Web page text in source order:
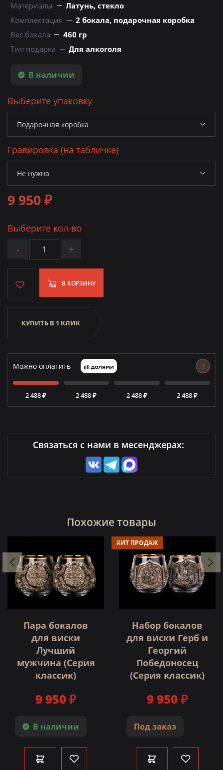
Материалы
Латунь, стекло
Комплектация
2 бокала, подарочная коробка
Вес бокала
460 гр
Тип подарка
Для алкоголя
В наличии
Выберите упаковку
Гравировка (на табличке)
9 950 ₽
Выберите кол-во
- +
В КОРЗИНУ
КУПИТЬ В 1 КЛИК
Можно оплатить ?
2 488 ₽ 2 488 ₽ 2 488 ₽ 2 488 ₽
Связаться с нами в месенджерах:
Похожие товары
Пара бокалов
для виски
Лучший
мужчина (Серия
классик)
В наличии
9 950 ₽
ХИТ ПРОДАЖ
Набор бокалов
для виски Герб и
Георгий
Победоносец
(Серия классик)
Под заказ
9 950 ₽